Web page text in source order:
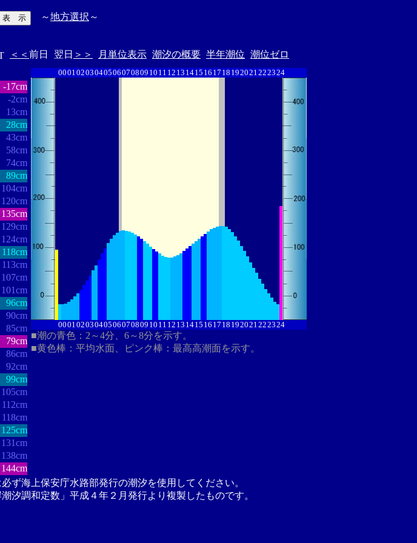
～地方選択 ～
＜＜ 前日 翌日 ＞＞ 月単位表示 潮汐の概要 半年潮位 潮位ゼロ
-17cm
-2cm
13cm
28cm
43cm
58cm
74cm
89cm
104cm
120cm
135cm
129cm
124cm
118cm
113cm
107cm
101cm
96cm
90cm
85cm
79cm
86cm
92cm
99cm
105cm
112cm
118cm
125cm
131cm
138cm
144cm
00010203040506070809 10 11 12 13 1415 16 17 18 192021222324
00010203040506070809 10 11 12 13 1415 16 17 18 192021222324
■潮の青色：2～4分、6～8分を示す。
■黄色棒：平均水面、ピンク棒：最高高潮面を示す。
ず海上保安庁水路部発行の潮汐を使用してください。
汐調和定数」平成４年２月発行より複製したものです。